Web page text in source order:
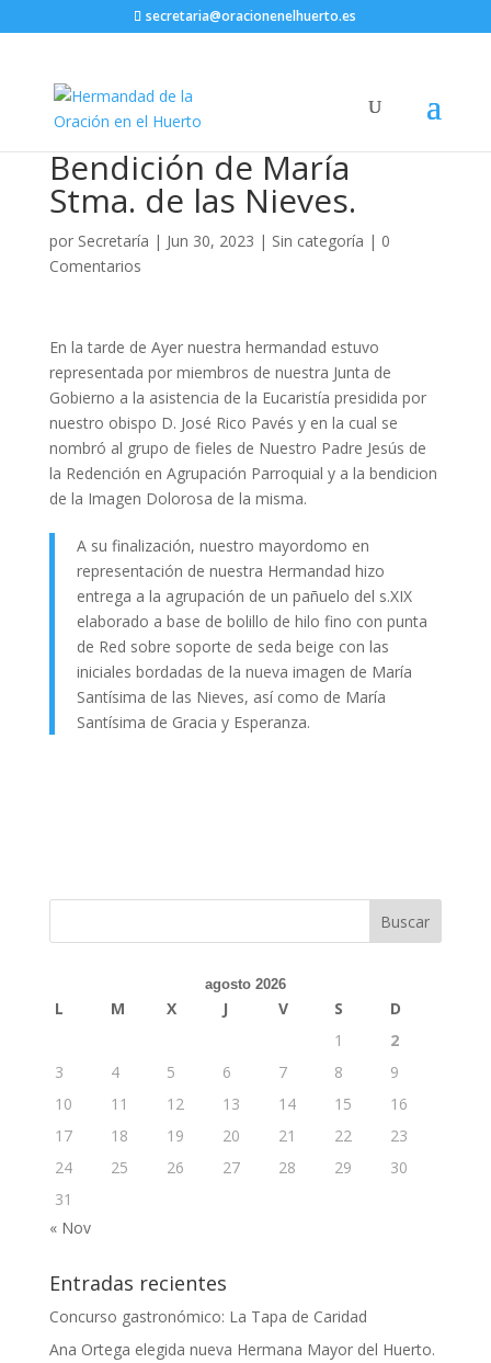
secretaria@oracionenelhuerto.es
Bendición de María
Stma. de las Nieves.
por Secretaría | Jun 30, 2023 | Sin categoría | 0
Comentarios
En la tarde de Ayer nuestra hermandad estuvo
representada por miembros de nuestra Junta de
Gobierno a la asistencia de la Eucaristía presidida por
nuestro obispo D. José Rico Pavés y en la cual se
nombró al grupo de fieles de Nuestro Padre Jesús de
la Redención en Agrupación Parroquial y a la bendicion
de la Imagen Dolorosa de la misma.
A su finalización, nuestro mayordomo en
representación de nuestra Hermandad hizo
entrega a la agrupación de un pañuelo del s.XIX
elaborado a base de bolillo de hilo fino con punta
de Red sobre soporte de seda beige con las
iniciales bordadas de la nueva imagen de María
Santísima de las Nieves, así como de María
Santísima de Gracia y Esperanza.
agosto 2026
L M X J V S
D
1
2
3
4 5 6 7 8
9
10
11 12 13 14 15
16
17
18 19 20 21 22
23
24
25 26 27 28 29
30
31
« Nov
Entradas recientes
Concurso gastronómico: La Tapa de Caridad
Ana Ortega elegida nueva Hermana Mayor del Huerto.